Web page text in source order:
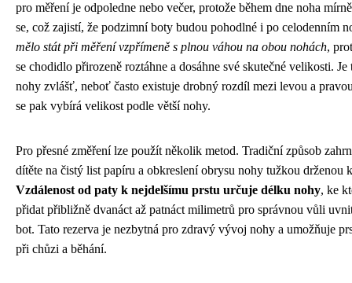
pro měření je odpoledne nebo večer, protože během dne noha
se, což zajistí, že podzimní boty budou pohodlné i po celodenním
mělo stát při měření vzpřímeně s plnou váhou na obou nohách,
se chodidlo přirozeně roztáhne a dosáhne své skutečné velikosti. Je
nohy zvlášť, neboť často existuje drobný rozdíl mezi levou a
se pak vybírá velikost podle větší nohy.
Pro přesné změření lze použít několik metod. Tradiční způsob
dítěte na čistý list papíru a obkreslení obrysu nohy tužkou drženou
Vzdálenost od paty k nejdelšímu prstu určuje délku nohy, ke
přidat přibližně dvanáct až patnáct milimetrů pro správnou vůli
bot. Tato rezerva je nezbytná pro zdravý vývoj nohy a umožňuje
při chůzi a běhání.